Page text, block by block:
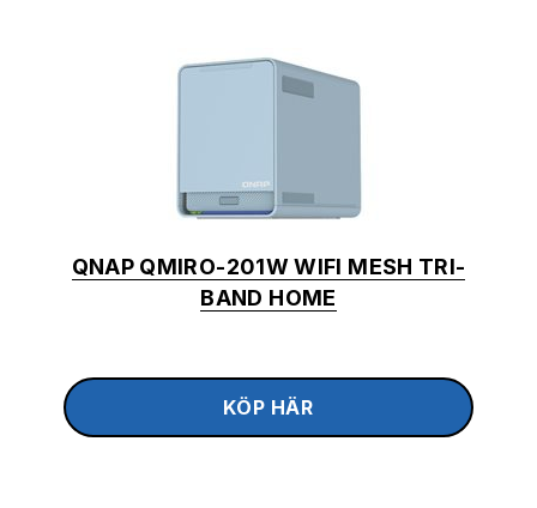
QNAP QMIRO-201W WIFI MESH TRI-
BAND HOME